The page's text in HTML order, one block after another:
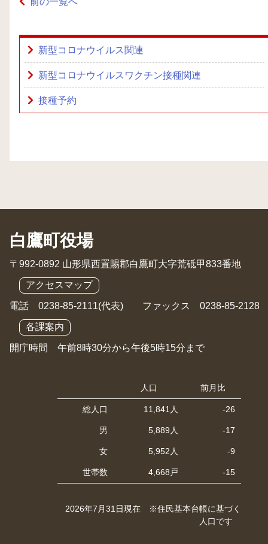
新型コロナウイルス関連
新型コロナウイルスワクチン接種関連
接種予約
白鷹町役場
〒992-0892 山形県西置賜郡白鷹町大字荒砥甲833番地
アクセスマップ
電話 0238-85-2111(代表) ファックス 0238-85-2128
各課案内
開庁時間 午前8時30分から午後5時15分まで
人口 前月比
総人口 11,841人 -26
男 5,889人 -17
女 5,952人 -9
世帯数 4,668戸 -15
2026年7月31日現在 ※住民基本台帳に基づく
人口です